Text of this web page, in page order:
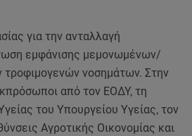
για την ανταλλαγή
εμφάνισης μεμονωμένων/
νοσημάτων. Στην
από τον ΕΟΔΥ, τη
του Υπουργείου Υγείας, τον
Αγροτικής Οικονομίας και